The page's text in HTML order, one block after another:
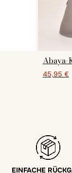
Abaya-
45,95 €
EINFACHE